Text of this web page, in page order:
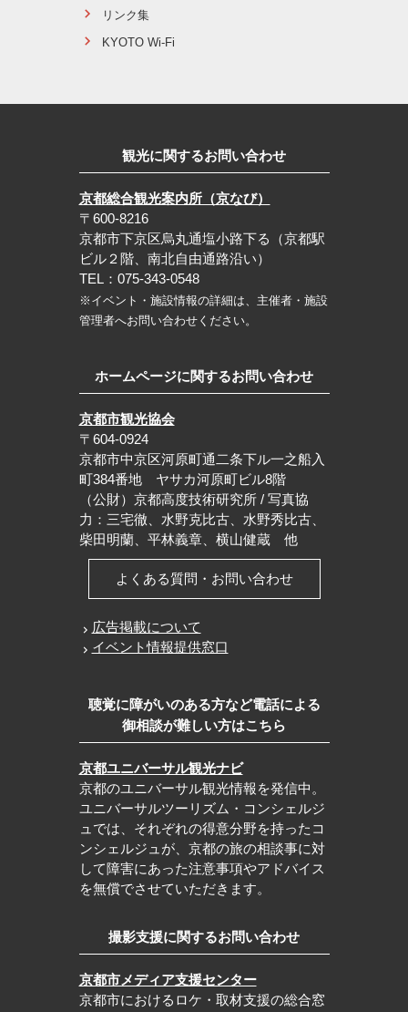
リンク集
KYOTO Wi-Fi
観光に関するお問い合わせ
京都総合観光案内所（京なび）
〒600-8216
京都市下京区烏丸通塩小路下る（京都駅
ビル２階、南北自由通路沿い）
TEL：075-343-0548
※イベント・施設情報の詳細は、主催者・施設
管理者へお問い合わせください。
ホームページに関するお問い合わせ
京都市観光協会
〒604-0924
京都市中京区河原町通二条下ル一之船入
町384番地 ヤサカ河原町ビル8階
（公財）京都高度技術研究所 / 写真協
力：三宅徹、水野克比古、水野秀比古、
柴田明蘭、平林義章、横山健蔵 他
よくある質問・お問い合わせ
広告掲載について
イベント情報提供窓口
聴覚に障がいのある方など電話による
御相談が難しい方はこちら
京都ユニバーサル観光ナビ
京都のユニバーサル観光情報を発信中。
ユニバーサルツーリズム・コンシェルジ
ュでは、それぞれの得意分野を持ったコ
ンシェルジュが、京都の旅の相談事に対
して障害にあった注意事項やアドバイス
を無償でさせていただきます。
撮影支援に関するお問い合わせ
京都市メディア支援センター
京都市におけるロケ・取材支援の総合窓